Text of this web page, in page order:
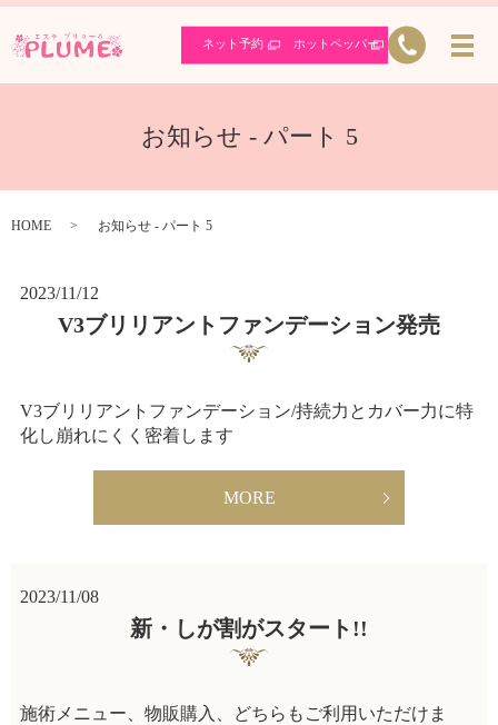
ネット予約 ホットペッパー
お知らせ - パート 5
HOME お知らせ - パート 5
2023/11/12
V3ブリリアントファンデーション発売
V3ブリリアントファンデーション/持続力とカバー力に特
化し崩れにくく密着します
MORE
2023/11/08
新・しが割がスタート!!
施術メニュー、物販購入、どちらもご利用いただけま